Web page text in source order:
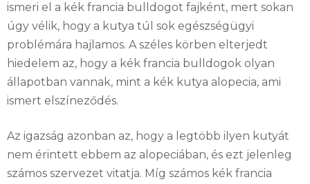
ismeri el a kék francia bulldogot fajként, mert sokan
úgy vélik, hogy a kutya túl sok egészségügyi
problémára hajlamos. A széles körben elterjedt
hiedelem az, hogy a kék francia bulldogok olyan
állapotban vannak, mint a kék kutya alopecia, ami
ismert elszíneződés.
Az igazság azonban az, hogy a legtöbb ilyen kutyát
nem érintett ebbem az alopeciában, és ezt jelenleg
számos szervezet vitatja. Míg számos kék francia